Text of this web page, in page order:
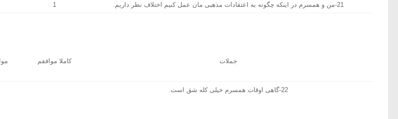
21-من و همسرم در اینکه چگونه به اعتقادات مذهبی مان عمل کنیم اختلاف نظر داریم. 1
جملات کاملا موافقم
22-گاهی اوقات همسرم خیلی کله شق است.